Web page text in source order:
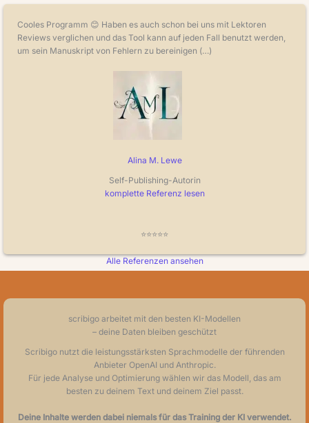
Cooles Programm 😊 Haben es auch schon bei uns mit Lektoren
Reviews verglichen und das Tool kann auf jeden Fall benutzt werden,
um sein Manuskript von Fehlern zu bereinigen (…)
Alina M. Lewe
Self-Publishing-Autorin
komplette Referenz lesen
⭐⭐⭐⭐⭐
Alle Referenzen ansehen
scribigo arbeitet mit den besten KI-Modellen
– deine Daten bleiben geschützt
Scribigo nutzt die leistungsstärksten Sprachmodelle der führenden
Anbieter OpenAI und Anthropic.
Für jede Analyse und Optimierung wählen wir das Modell, das am
besten zu deinem Text und deinem Ziel passt.
Deine Inhalte werden dabei niemals für das Training der KI verwendet.